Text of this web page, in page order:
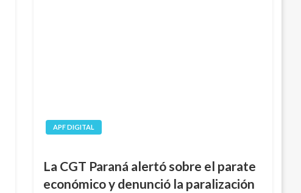
APF DIGITAL
La CGT Paraná alertó sobre el parate
económico y denunció la paralización